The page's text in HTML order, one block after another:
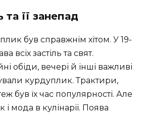
та її занепад
був справжнім хітом. У 19-
всіх застіль та свят.
обіди, вечері й інші важливі
курдуплик. Трактири,
був їх час популярності. Але
і мода в кулінарії. Поява